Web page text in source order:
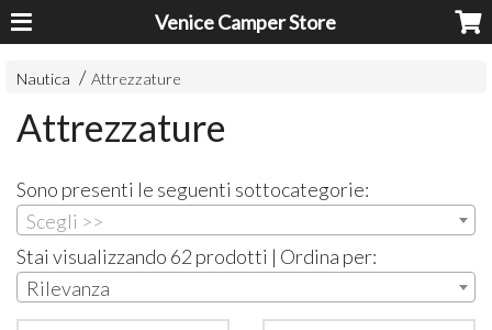
Venice Camper Store
Nautica Attrezzature
Attrezzature
Sono presenti le seguenti sottocategorie:
Scegli >>
Stai visualizzando 62 prodotti | Ordina per:
Rilevanza